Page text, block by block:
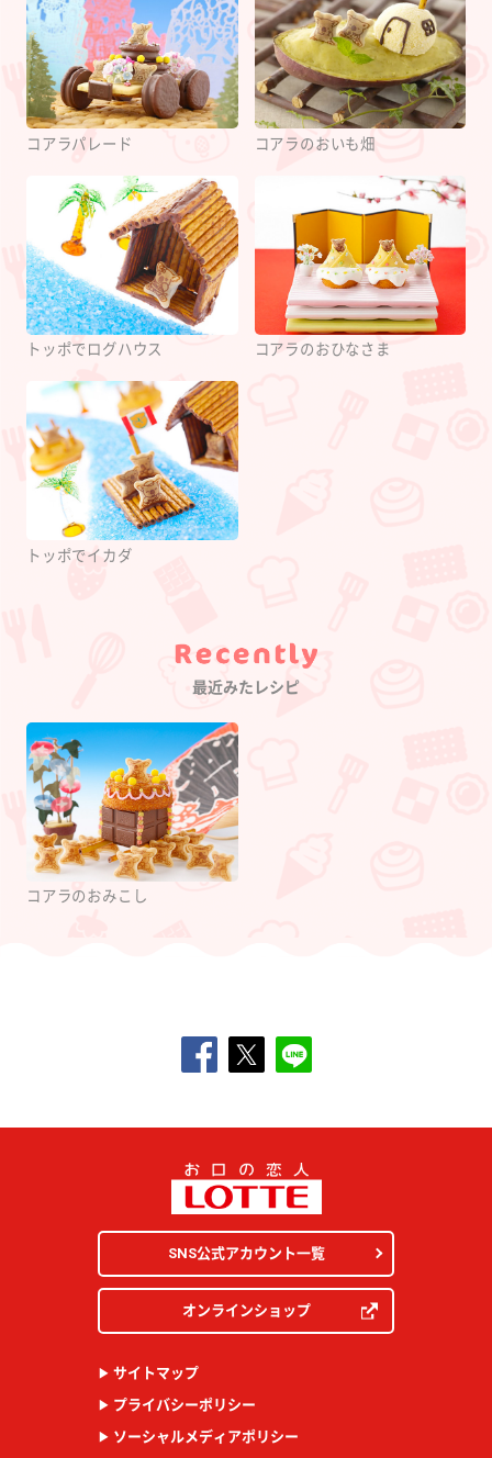
コアラパレード コアラのおいも畑
トッポでログハウス コアラのおひなさま
トッポでイカダ
Category
最近みたレシピ
コアラのおみこし
SNS公式アカウント一覧
オンラインショップ
サイトマップ
プライバシーポリシー
ソーシャルメディアポリシー